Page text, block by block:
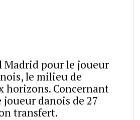
Madrid pour le joueur
le milieu de
horizons. Concernant
danois de 27
transfert.